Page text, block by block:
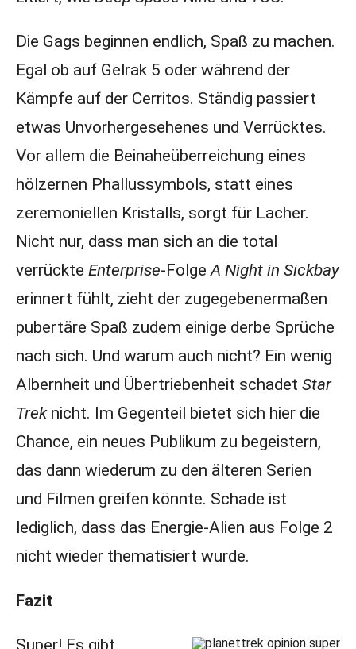
Die Gags beginnen endlich, Spaß zu machen.
Egal ob auf Gelrak 5 oder während der
Kämpfe auf der Cerritos. Ständig passiert
etwas Unvorhergesehenes und Verrücktes.
Vor allem die Beinaheüberreichung eines
hölzernen Phallussymbols, statt eines
zeremoniellen Kristalls, sorgt für Lacher.
Nicht nur, dass man sich an die total
verrückte Enterprise-FolgeA Night in Sickbay
erinnert fühlt, zieht der zugegebenermaßen
pubertäre Spaß zudem einige derbe Sprüche
nach sich. Und warum auch nicht? Ein wenig
Albernheit und Übertriebenheit schadet Star
Treknicht. Im Gegenteil bietet sich hier die
Chance, ein neues Publikum zu begeistern,
das dann wiederum zu den älteren Serien
und Filmen greifen könnte. Schade ist
lediglich, dass das Energie-Alien aus Folge 2
nicht wieder thematisiert wurde.
Fazit
Super! Es gibt